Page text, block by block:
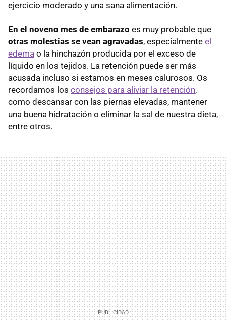
ejercicio moderado y una sana alimentación.
En el noveno mes de embarazo es muy probable que
otras molestias se vean agravadas, especialmente el
edema o la hinchazón producida por el exceso de
líquido en los tejidos. La retención puede ser más
acusada incluso si estamos en meses calurosos. Os
recordamos los consejos para aliviar la retención,
como descansar con las piernas elevadas, mantener
una buena hidratación o eliminar la sal de nuestra dieta,
entre otros.